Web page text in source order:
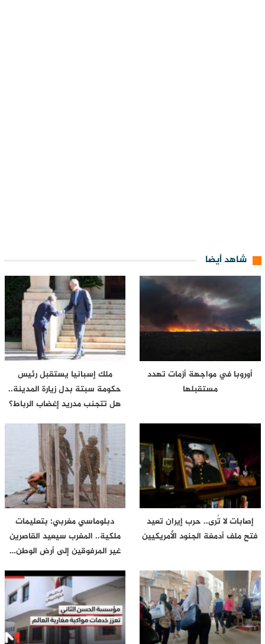
شاهد أيضا
أوروبا في مواجهة أزمات تهدد
مستقبلها
ملك إسبانيا يستقبل رئيس
حكومة سبتة بدل زيارة المدينة..
هل تتجنب مدريد إغضاب الرباط؟
إصابات لا تُرى.. حرب إيران تعيد
فتح ملف أدمغة الجنود الأمريكيين
دبلوماسي مغربي: بتعليمات
ملكية.. المغرب سيعيد القاصرين
غير المرفوقين إلى أرض الوطن…